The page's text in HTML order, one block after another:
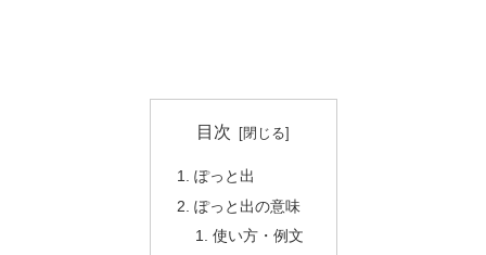
目次
ぽっと出
ぽっと出の意味
使い方・例文